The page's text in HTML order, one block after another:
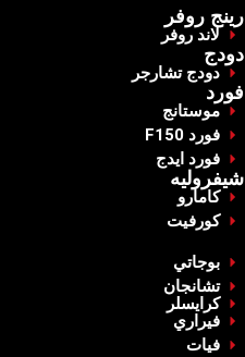
‏رينج روفر‏
‏لاند روفر‏
‏دودج‏
‏دودج تشارجر‏
‏فورد‏
‏موستانج‏
‏فورد F150‏
‏فورد ايدج‏
شيفروليه
‏كامارو‏
‏كورفيت‏
‏بوجاتي‏
‏تشانجان‏
‏كرايسلر‏
‏فيراري‏
‏فيات‏